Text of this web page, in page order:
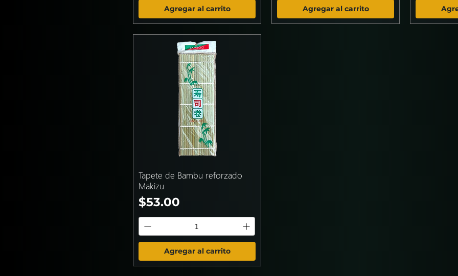
Agregar al carrito Agregar al carrito
Tapete de Bambu reforzado
Makizu
Precio
$53.00
Agregar al carrito